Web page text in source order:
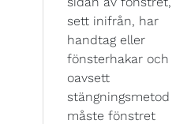
sett inifrån, har
handtag eller
fönsterhakar och
oavsett
stängningsmetod
måste fönstret